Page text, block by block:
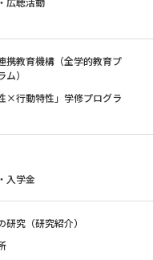
携教育機構（全学的教育プ
ム）
×行動特性」学修プログラ
入学金
研究（研究紹介）